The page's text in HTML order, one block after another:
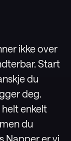
ikke over
Start
du
deg.
enkelt
du
Napper er vi